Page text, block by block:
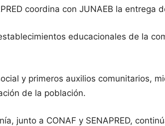
coordina con JUNAEB la
educacionales de la
y primeros auxilios comunitarios,
de la población.
junto a CONAF y SENAPRED,